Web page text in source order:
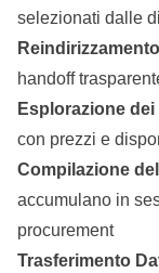
selezionati dalle
handoff
Esplorazione
con prezzi e
Compilazione
accumulano in
procurement
Trasferimento